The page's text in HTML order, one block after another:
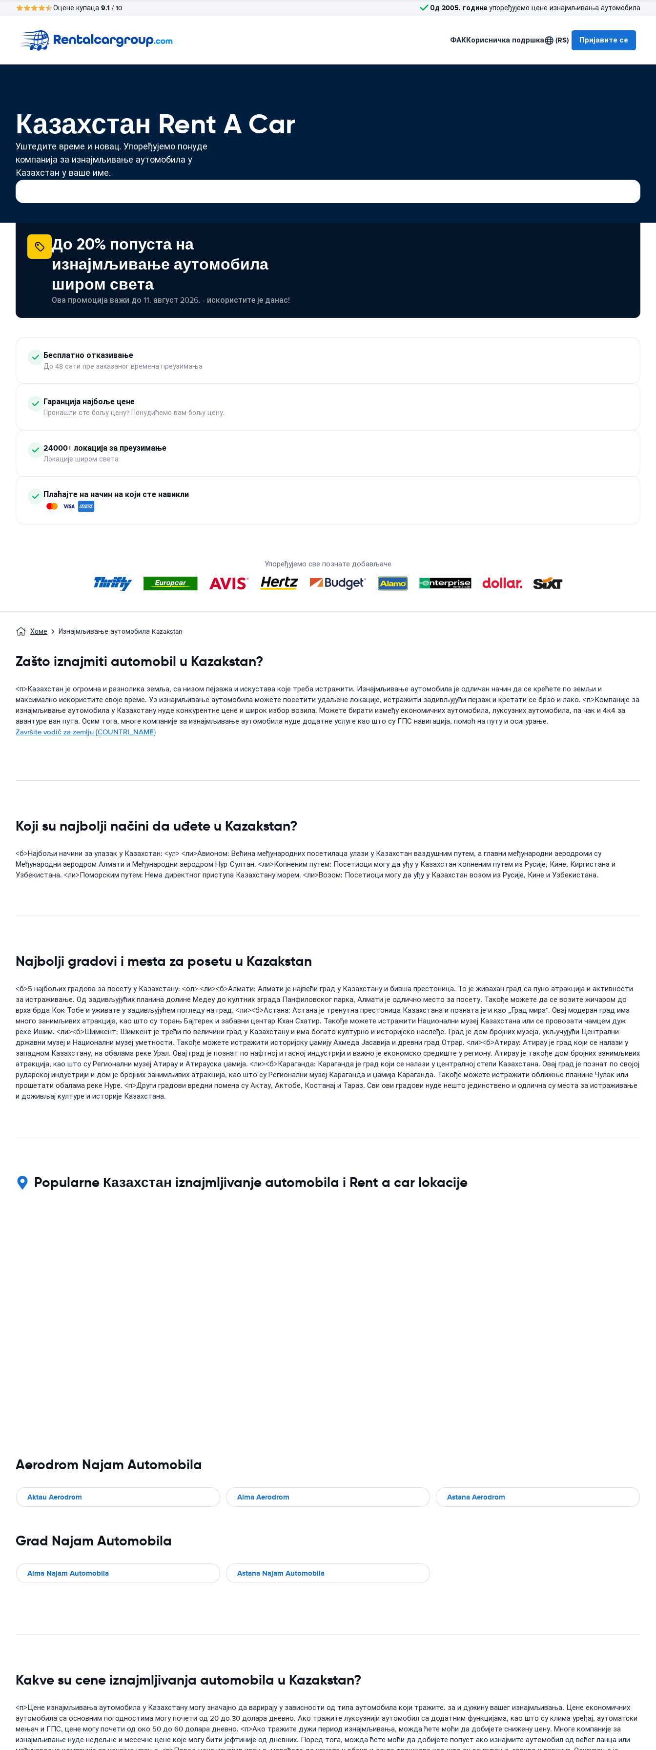
Оцене купаца 9.1 / 10 Од 2005. године упоређујемо цене изнајмљивања аутомобила
ФАККорисничка подршка (RS) Пријавите се
Казахстан Rent A Car
Уштедите време и новац. Упоређујемо понуде
компанија за изнајмљивање аутомобила у
Казахстан у ваше име.
До 20% попуста на
изнајмљивање аутомобила
широм света
Ова промоција важи до 11. август 2026. - искористите је данас!
Бесплатно отказивање
До 48 сати пре заказаног времена преузимања
Гаранција најбоље цене
Пронашли сте бољу цену? Понудићемо вам бољу цену.
24000+ локација за преузимање
Локације широм света
Плаћајте на начин на који сте навикли
Упоређујемо све познате добављаче
Хоме Изнајмљивање аутомобила Kazakstan
Zašto iznajmiti automobil u Kazakstan?
<п>Казахстан је огромна и разнолика земља, са низом пејзажа и искустава које треба истражити. Изнајмљивање аутомобила је одличан начин да се крећете по земљи и
максимално искористите своје време. Уз изнајмљивање аутомобила можете посетити удаљене локације, истражити задивљујући пејзаж и кретати се брзо и лако. <п>Компаније за
изнајмљивање аутомобила у Казахстану нуде конкурентне цене и широк избор возила. Можете бирати између економичних аутомобила, луксузних аутомобила, па чак и 4к4 за
авантуре ван пута. Осим тога, многе компаније за изнајмљивање аутомобила нуде додатне услуге као што су ГПС навигација, помоћ на путу и ​​осигурање.
Završite vodič za zemlju {COUNTRI_NAME}
Koji su najbolji načini da uđete u Kazakstan?
<б>Најбољи начини за улазак у Казахстан: <ул> <ли>Авионом: Већина међународних посетилаца улази у Казахстан ваздушним путем, а главни међународни аеродроми су
Међународни аеродром Алмати и Међународни аеродром Нур-Султан. <ли>Копненим путем: Посетиоци могу да уђу у Казахстан копненим путем из Русије, Кине, Киргистана и
Узбекистана. <ли>Поморским путем: Нема директног приступа Казахстану морем. <ли>Возом: Посетиоци могу да уђу у Казахстан возом из Русије, Кине и Узбекистана.
Najbolji gradovi i mesta za posetu u Kazakstan
<б>5 најбољих градова за посету у Казахстану: <ол> <ли><б>Алмати: Алмати је највећи град у Казахстану и бивша престоница. То је живахан град са пуно атракција и активности
за истраживање. Од задивљујућих планина долине Медеу до култних зграда Панфиловског парка, Алмати је одлично место за посету. Такође можете да се возите жичаром до
врха брда Кок Тобе и уживате у задивљујућем погледу на град. <ли><б>Астана: Астана је тренутна престоница Казахстана и позната је и као „Град мира“. Овај модеран град има
много занимљивих атракција, као што су торањ Бајтерек и забавни центар Кхан Схатир. Такође можете истражити Национални музеј Казахстана или се провозати чамцем дуж
реке Ишим. <ли><б>Шимкент: Шимкент је трећи по величини град у Казахстану и има богато културно и историјско наслеђе. Град је дом бројних музеја, укључујући Централни
државни музеј и Национални музеј уметности. Такође можете истражити историјску џамију Ахмеда Јасавија и древни град Отрар. <ли><б>Атирау: Атирау је град који се налази у
западном Казахстану, на обалама реке Урал. Овај град је познат по нафтној и гасној индустрији и важно је економско средиште у региону. Атирау је такође дом бројних занимљивих
атракција, као што су Регионални музеј Атирау и Атирауска џамија. <ли><б>Караганда: Караганда је град који се налази у централној степи Казахстана. Овај град је познат по својој
рударској индустрији и дом је бројних занимљивих атракција, као што су Регионални музеј Караганда и џамија Караганда. Такође можете истражити оближње планине Чулак или
прошетати обалама реке Нуре. <п>Други градови вредни помена су Актау, Актобе, Костанај и Тараз. Сви ови градови нуде нешто јединствено и одлична су места за истраживање
и доживљај културе и историје Казахстана.
Popularne Казахстан iznajmljivanje automobila i Rent a car lokacije
Aerodrom Najam Automobila
Aktau Aerodrom Alma Aerodrom Astana Aerodrom
Grad Najam Automobila
Alma Najam Automobila Astana Najam Automobila
Kakve su cene iznajmljivanja automobila u Kazakstan?
<п>Цене изнајмљивања аутомобила у Казахстану могу значајно да варирају у зависности од типа аутомобила који тражите. за и дужину вашег изнајмљивања. Цене економичних
аутомобила са основним погодностима могу почети од 20 до 30 долара дневно. Ако тражите луксузнији аутомобил са додатним функцијама, као што су клима уређај, аутоматски
мењач и ГПС, цене могу почети од око 50 до 60 долара дневно. <п>Ако тражите дужи период изнајмљивања, можда ћете моћи да добијете снижену цену. Многе компаније за
изнајмљивање нуде недељне и месечне цене које могу бити јефтиније од дневних. Поред тога, можда ћете моћи да добијете попуст ако изнајмите аутомобил од већег ланца или